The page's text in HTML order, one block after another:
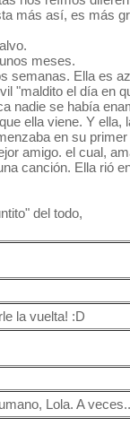
más así, es más
meses.
semanas. Ella es
"maldito el día en
nadie se había
ella viene. Y ella,
en su primer
amigo. el cual,
canción. Ella rió
del todo,
la vuelta! :D
Lola. A